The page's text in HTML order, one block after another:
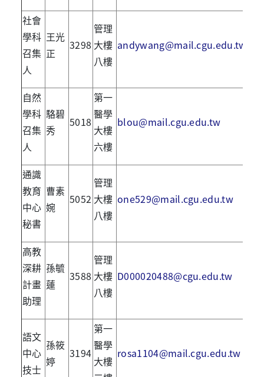
社會
學科
召集
人
王光
正
3298
管理
大樓
八樓
andywang@mail.cgu.edu.tw
自然
學科
召集
人
駱碧
秀
5018
第一
醫學
大樓
六樓
blou@mail.cgu.edu.tw
通識
教育
中心
秘書
曹素
婉
5052
管理
大樓
八樓
one529@mail.cgu.edu.tw
高教
深耕
計畫
助理
孫毓
蓮
3588
管理
大樓
八樓
D000020488@cgu.edu.tw
語文
中心
技士
孫筱
婷
3194
第一
醫學
大樓
rosa1104@mail.cgu.edu.tw